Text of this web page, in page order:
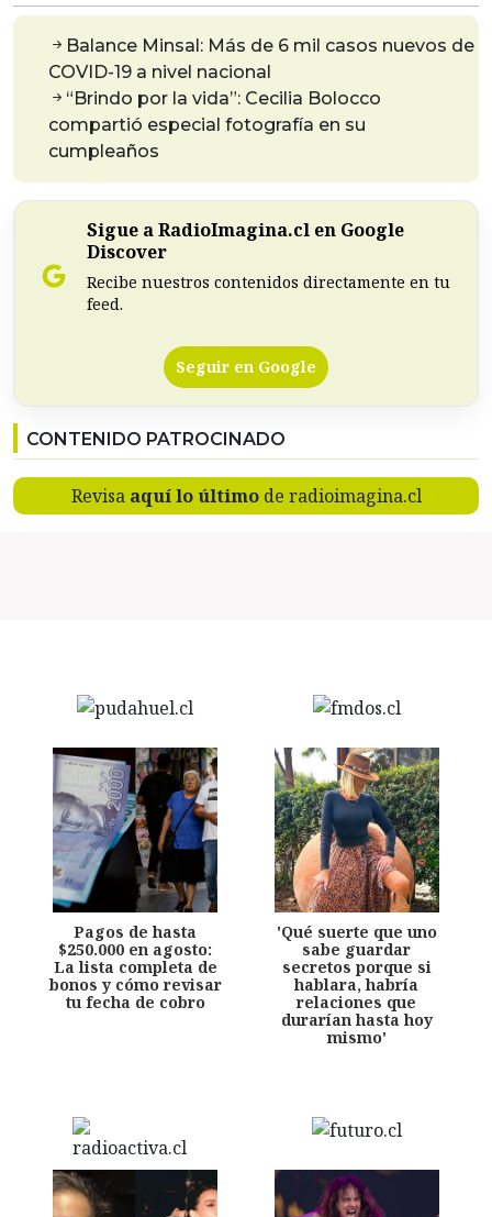
Balance Minsal: Más de 6 mil casos nuevos de
COVID-19 a nivel nacional
“Brindo por la vida”: Cecilia Bolocco
compartió especial fotografía en su
cumpleaños
Sigue a RadioImagina.cl en Google
Discover
Recibe nuestros contenidos directamente en tu
feed.
Seguir en Google
CONTENIDO PATROCINADO
Revisa aquí lo últimode radioimagina.cl
Pagos de hasta
$250.000 en agosto:
La lista completa de
bonos y cómo revisar
tu fecha de cobro
'Qué suerte que uno
sabe guardar
secretos porque si
hablara, habría
relaciones que
durarían hasta hoy
mismo'